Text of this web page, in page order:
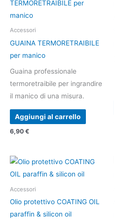
Accessori
GUAINA TERMORETRAIBILE
per manico
Guaina professionale
termoretraibile per ingrandire
il manico di una misura.
Aggiungi al carrello
6,90 €
Accessori
Olio protettivo COATING OIL
paraffin & silicon oil